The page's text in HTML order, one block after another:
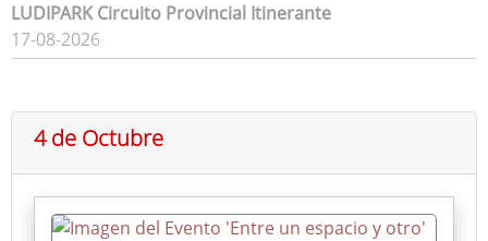
LUDIPARK Circuito Provincial Itinerante
17-08-2026
4 de Octubre